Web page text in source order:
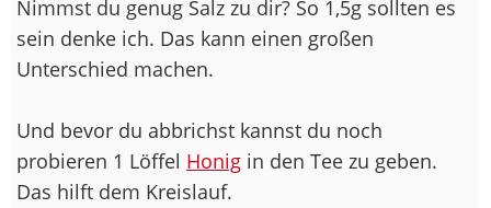
Nimmst du genug Salz zu dir? So 1,5g sollten es
sein denke ich. Das kann einen großen
Unterschied machen.
Und bevor du abbrichst kannst du noch
probieren 1 Löffel Honig in den Tee zu geben.
Das hilft dem Kreislauf.